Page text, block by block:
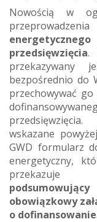
Nowością w
przedsięwzięcia.
przekazywany
bezpośrednio do
przechowywać
wskazane
GWD formularz
energetyczny,
przekazuje
obowiązkowy
o dofinansowanie.